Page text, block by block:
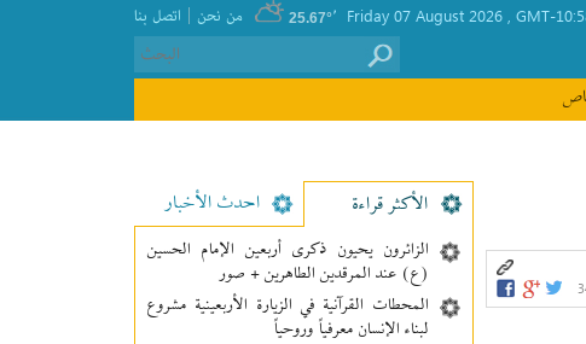
اتصل بنا | من نحن GMT-
25.67°
الأکثر قراءة احدث الأخبار
الزائرون يحيون ذكرى أربعين الإمام الحسين
(ع) عند المرقدين الطاهرين + صور
المحطات القرآنية في الزيارة الأربعينية مشروع
لبناء الإنسان معرفیاً وروحياً